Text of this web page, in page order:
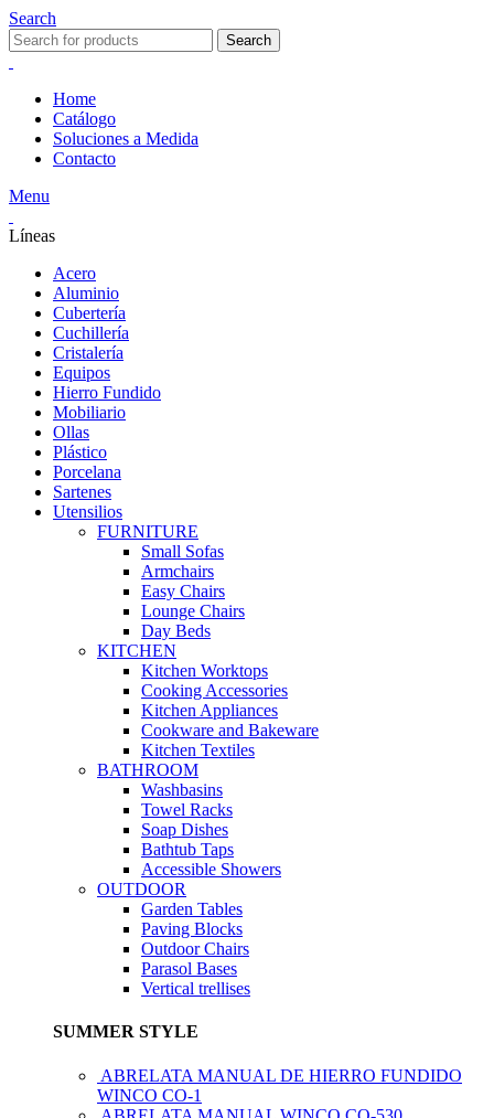
Search
Search
Home
Catálogo
Soluciones a Medida
Contacto
Menu
Líneas
Acero
Aluminio
Cubertería
Cuchillería
Cristalería
Equipos
Hierro Fundido
Mobiliario
Ollas
Plástico
Porcelana
Sartenes
Utensilios
FURNITURE
Small Sofas
Armchairs
Easy Chairs
Lounge Chairs
Day Beds
KITCHEN
Kitchen Worktops
Cooking Accessories
Kitchen Appliances
Cookware and Bakeware
Kitchen Textiles
BATHROOM
Washbasins
Towel Racks
Soap Dishes
Bathtub Taps
Accessible Showers
OUTDOOR
Garden Tables
Paving Blocks
Outdoor Chairs
Parasol Bases
Vertical trellises
SUMMER STYLE
ABRELATA MANUAL DE HIERRO FUNDIDO
WINCO CO-1